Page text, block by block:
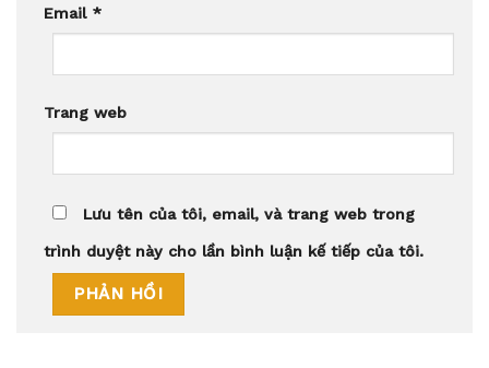
Email *
Trang web
Lưu tên của tôi, email, và trang web trong
trình duyệt này cho lần bình luận kế tiếp của tôi.